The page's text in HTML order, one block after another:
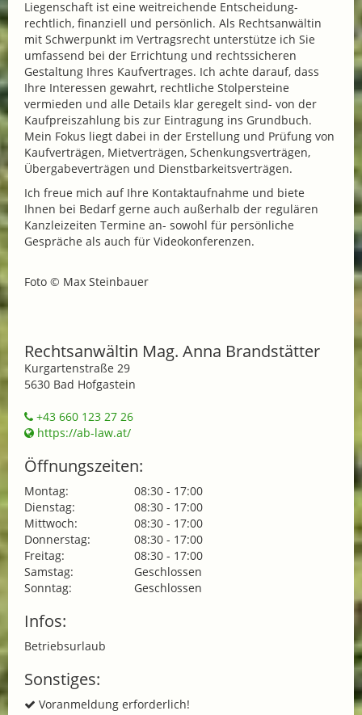
Liegenschaft ist eine weitreichende Entscheidung-
rechtlich, finanziell und persönlich. Als Rechtsanwältin
mit Schwerpunkt im Vertragsrecht unterstütze ich Sie
umfassend bei der Errichtung und rechtssicheren
Gestaltung Ihres Kaufvertrages. Ich achte darauf, dass
Ihre Interessen gewahrt, rechtliche Stolpersteine
vermieden und alle Details klar geregelt sind- von der
Kaufpreiszahlung bis zur Eintragung ins Grundbuch.
Mein Fokus liegt dabei in der Erstellung und Prüfung von
Kaufverträgen, Mietverträgen, Schenkungsverträgen,
Übergabeverträgen und Dienstbarkeitsverträgen.
Ich freue mich auf Ihre Kontaktaufnahme und biete
Ihnen bei Bedarf gerne auch außerhalb der regulären
Kanzleizeiten Termine an- sowohl für persönliche
Gespräche als auch für Videokonferenzen.
Foto © Max Steinbauer
Rechtsanwältin Mag. Anna Brandstätter
Kurgartenstraße 29
5630 Bad Hofgastein
+43 660 123 27 26
https://ab-law.at/
Öffnungszeiten:
Montag:
08:30 - 17:00
Dienstag:
08:30 - 17:00
Mittwoch:
08:30 - 17:00
Donnerstag:
08:30 - 17:00
Freitag:
08:30 - 17:00
Samstag:
Geschlossen
Sonntag:
Geschlossen
Infos:
Betriebsurlaub
Sonstiges:
Voranmeldung erforderlich!